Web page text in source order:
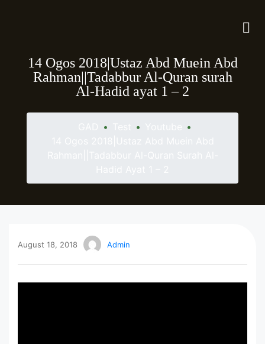
14 Ogos 2018|Ustaz Abd Muein Abd
Rahman||Tadabbur Al-Quran surah
Al-Hadid ayat 1 – 2
• •
•
August 18, 2018 Admin